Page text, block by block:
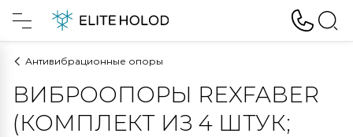
Антивибрационные опоры
ВИБРООПОРЫ REXFABER
(КОМПЛЕКТ ИЗ 4 ШТУК;